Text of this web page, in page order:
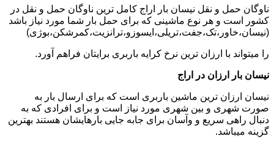
ناوگان حمل و نقل نیسان بار اراج کامل ترین ناوگان حمل و نقل در
کشور است و هر نوع ماشینی که برای حمل بار شما مورد نیاز باشد
(نیسان،خاور،تک،جفت،تریلی،ایسوزو،ترانزیت،کمرشکن،بوژی)
را میتواند با ارزان ترین نرخ کرایه باربری برایتان فراهم آورد.
نیسان بار ارزان در اراج
نیسان ارزان ترین ماشین باربری است که برای ارسال بار به
صورت شهری و بین شهری مورد نیاز است و برای افرادی که به
دنبال راهی سریع و وآسان برای جابه جایی بارهایشان هستند بهترین
گزینه میباشد.